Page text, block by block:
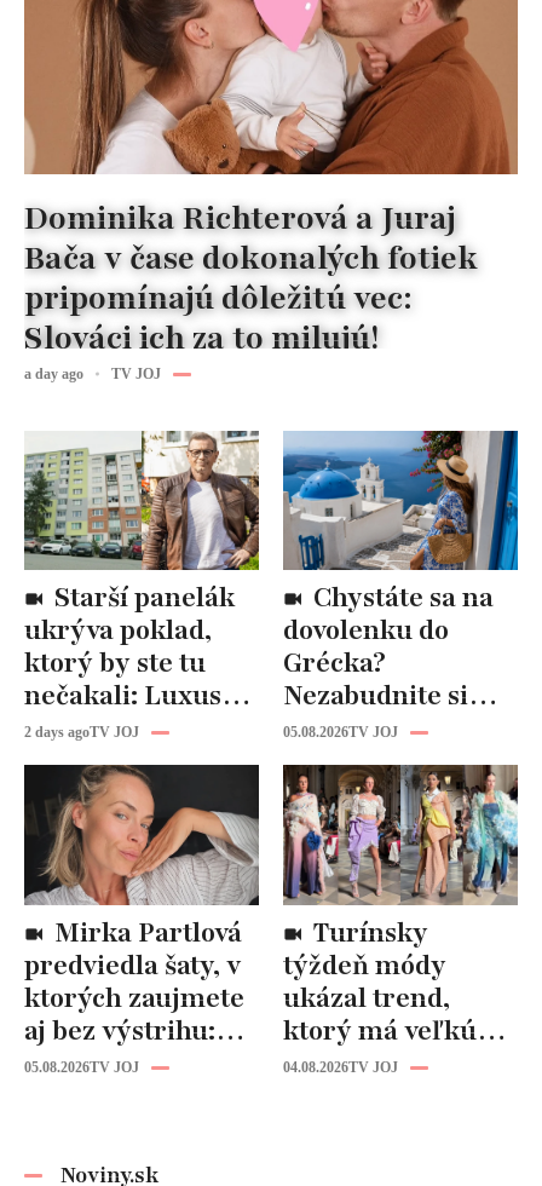
Dominika Richterová a Juraj
Bača v čase dokonalých fotiek
pripomínajú dôležitú vec:
Slováci ich za to milujú!
a day ago TV JOJ
ukrýva poklad,
ktorý by ste tu
nečakali: Luxusná
kuchyňa aj
kúpeľňa ako z
novostavby!
2 days agoTV JOJ
dovolenku do
Grécka?
Nezabudnite si
odtiaľ uloviť tieto
štýlové kúsky
05.08.2026TV JOJ
predviedla šaty, v
ktorých zaujmete
aj bez výstrihu:
Ich čaro je v tomto
05.08.2026TV JOJ
týždeň módy
ukázal trend,
ktorý má veľkú
budúcnosť: Počuli
04.08.2026TV JOJ
Noviny.sk